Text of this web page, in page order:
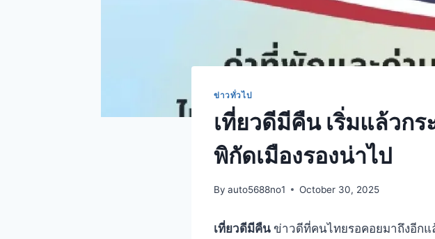
ข่าวทั่วไป
เที่ยวดีมีคืน เริ่มแล้วกร
พิกัดเมืองรองน่าไป
By auto5688no1 October 30, 2025
เที่ยวดีมีคืน ข่าวดีที่คนไทยรอคอยมาถึงอีกแ